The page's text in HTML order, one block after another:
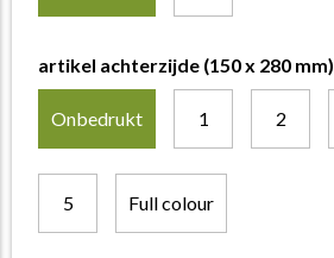
artikel achterzijde (150 x 280 mm)
Onbedrukt 1 2
5 Full colour